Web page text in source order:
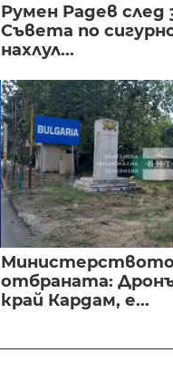
Румен Радев след
Съвета по
нахлул...
отбраната:
край Кардам, е...